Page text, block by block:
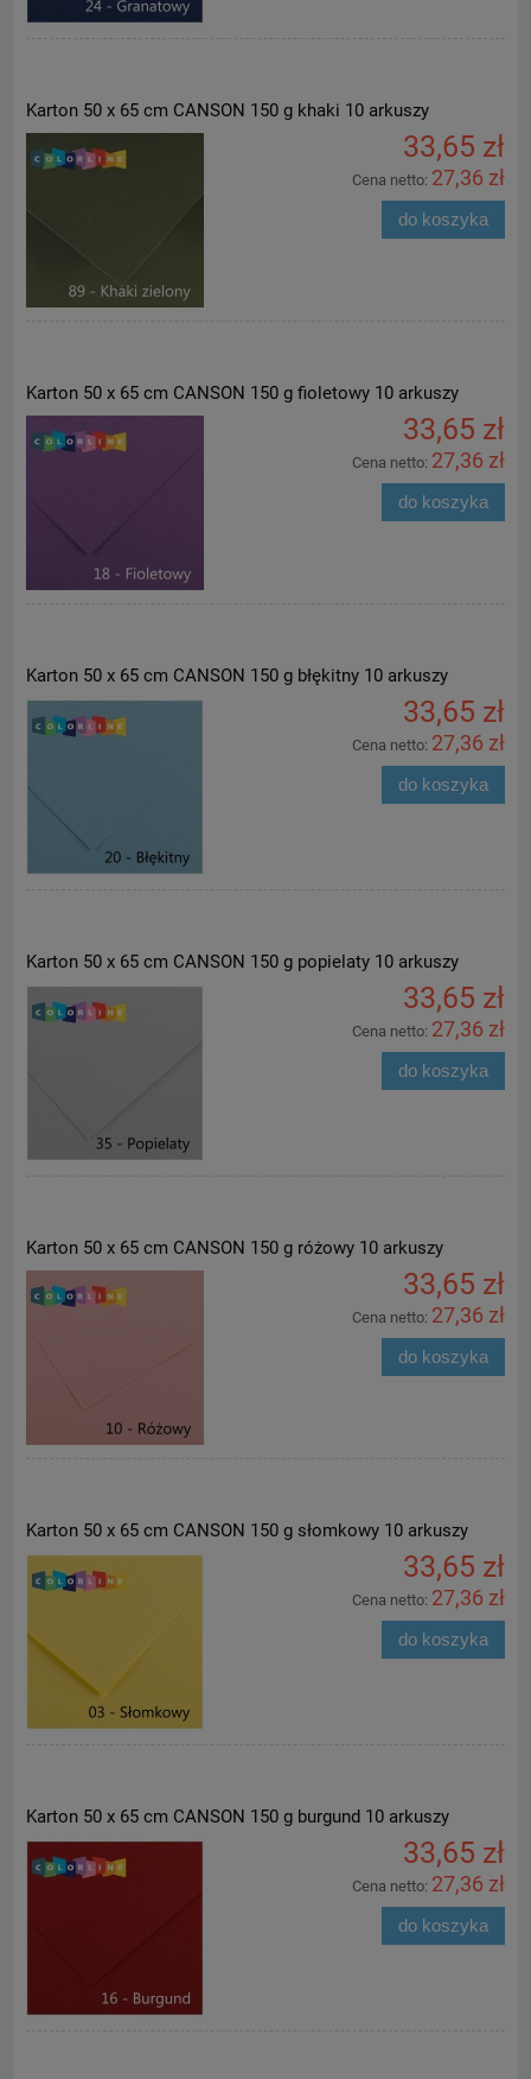
Karton 50 x 65 cm CANSON 150 g khaki 10 arkuszy
33,65 zł
Cena netto: 27,36 zł
do koszyka
Karton 50 x 65 cm CANSON 150 g fioletowy 10 arkuszy
33,65 zł
Cena netto: 27,36 zł
do koszyka
Karton 50 x 65 cm CANSON 150 g błękitny 10 arkuszy
33,65 zł
Cena netto: 27,36 zł
do koszyka
Karton 50 x 65 cm CANSON 150 g popielaty 10 arkuszy
33,65 zł
Cena netto: 27,36 zł
do koszyka
Karton 50 x 65 cm CANSON 150 g różowy 10 arkuszy
33,65 zł
Cena netto: 27,36 zł
do koszyka
Karton 50 x 65 cm CANSON 150 g słomkowy 10 arkuszy
33,65 zł
Cena netto: 27,36 zł
do koszyka
Karton 50 x 65 cm CANSON 150 g burgund 10 arkuszy
33,65 zł
Cena netto: 27,36 zł
do koszyka